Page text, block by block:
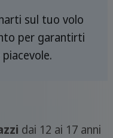
sul tuo volo
per garantirti
dai 12 ai 17 anni